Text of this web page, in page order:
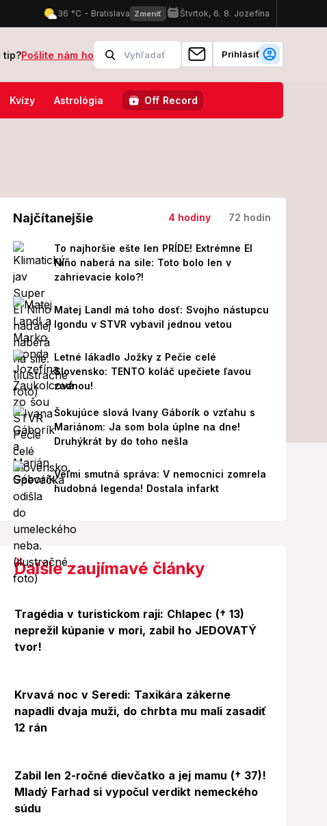
13) neprežil kúpanie v mori, zabil ho JEDOVATÝ tvor! Kiska
tip?Pošlite nám ho Prihlásiť
Kvízy Astrológia Off Record
Najčítanejšie 4 hodiny 72 hodín
To najhoršie ešte len PRÍDE! Extrémne El
Niño naberá na sile: Toto bolo len v
zahrievacie kolo?!
Matej Landl má toho dosť: Svojho nástupcu
Igondu v STVR vybavil jednou vetou
Letné lákadlo Jožky z Pečie celé
Slovensko: TENTO koláč upečiete ľavou
zadnou!
Šokujúce slová Ivany Gáborík o vzťahu s
Mariánom: Ja som bola úplne na dne!
Druhýkrát by do toho nešla
Veľmi smutná správa: V nemocnici zomrela
hudobná legenda! Dostala infarkt
Ďalšie zaujímavé články
Tragédia v turistickom raji: Chlapec († 13)
neprežil kúpanie v mori, zabil ho JEDOVATÝ
tvor!
Krvavá noc v Seredi: Taxikára zákerne
napadli dvaja muži, do chrbta mu mali zasadiť
12 rán
Zabil len 2-ročné dievčatko a jej mamu († 37)!
Mladý Farhad si vypočul verdikt nemeckého
súdu